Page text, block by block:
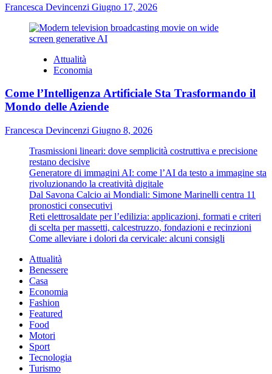
Francesca Devincenzi Giugno 17, 2026
Attualità
Economia
Come l’Intelligenza Artificiale Sta Trasformando il
Mondo delle Aziende
Francesca Devincenzi Giugno 8, 2026
Trasmissioni lineari: dove semplicità costruttiva e precisione
restano decisive
Generatore di immagini AI: come l’AI da testo a immagine sta
rivoluzionando la creatività digitale
Dal Savona Calcio ai Mondiali: Simone Marinelli centra 11
pronostici consecutivi
Reti elettrosaldate per l’edilizia: applicazioni, formati e criteri
di scelta per massetti, calcestruzzo, fondazioni e recinzioni
Come alleviare i dolori da cervicale: alcuni consigli
Attualità
Benessere
Casa
Economia
Fashion
Featured
Food
Motori
Sport
Tecnologia
Turismo